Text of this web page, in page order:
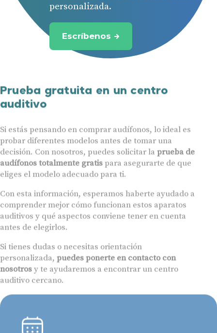
personalizada.
Escríbenos
Prueba gratuita en un centro
auditivo
Si estás pensando en comprar audífonos, lo ideal es
probar diferentes modelos antes de tomar una
decisión. Con nosotros, puedes solicitar la prueba de
audífonos totalmente gratispara asegurarte de que
eliges el modelo adecuado para ti.
Con esta información, esperamos haberte ayudado a
comprender mejor cómo funcionan estos aparatos
auditivos y qué aspectos conviene tener en cuenta
antes de elegirlos.
Si tienes dudas o necesitas orientación
personalizada, puedes ponerte en contacto con
nosotrosy te ayudaremos a encontrar un centro
auditivo cercano.